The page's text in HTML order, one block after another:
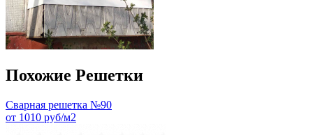
Похожие Решетки
Сварная решетка №90
от 1010 руб/м2